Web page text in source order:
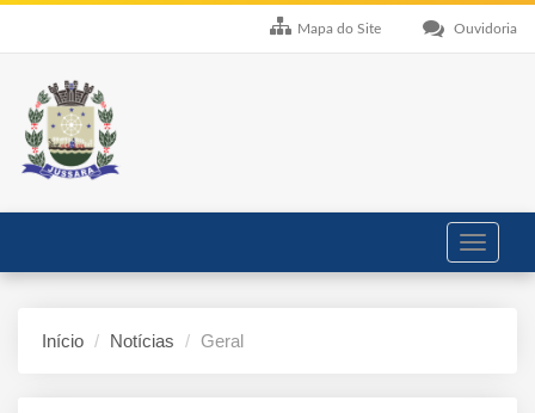
Ouvidoria
Mapa do Site
Toggle
Início Notícias Geral